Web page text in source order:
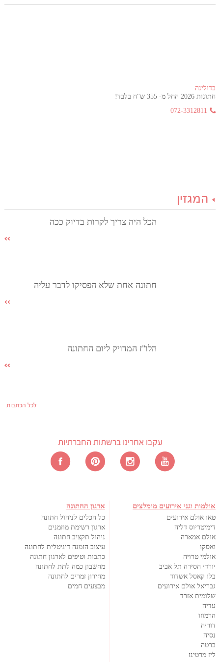
בדולינה
חתונות 2026 החל מ- 355 ש"ח בלבד!
072-3312811
המגזין
הכל היה צריך לקרות בדיוק ככה
חתונה אחת שלא הפסיקו לדבר עליה
הלו"ז המדויק ליום החתונה
לכל הכתבות
עקבו אחרינו ברשתות החברתיות
אולמות וגני אירועים מומלצים
טאו אולם אירועים
דימיטריוס דליה
אולם אמארה
ואסקו
אולמי טרויה
יורדי הסירה תל אביב
בלו קאסל אשדוד
גבריאל אולם אירועים
שלומית אזרד
עדיה
הרמוזו
דוריה
נסיה
ברטה
ליז מרטינז
ארגון החתונה
כל הכלים לניהול חתונה
ארגון רשימת מוזמנים
ניהול תקציב חתונה
עיצוב הזמנה דיגיטלית לחתונה
כתבות וטיפים לארגון חתונה
מחשבון כמה לתת לחתונה
מחירון זמרים לחתונה
מבצעים חמים